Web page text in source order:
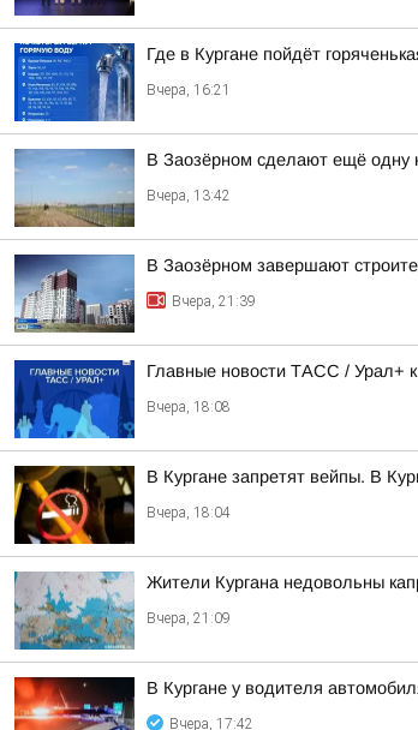
Где в Кургане пойдёт
Вчера, 16:21
В Заозёрном сделают ещё одну
Вчера, 13:42
В Заозёрном завершают
Вчера, 21:39
Главные новости ТАСС / Урал+ к
Вчера, 18:08
В Кургане запретят вейпы. В
Вчера, 18:04
Жители Кургана недовольны
Вчера, 21:09
В Кургане у водителя
Вчера, 17:42